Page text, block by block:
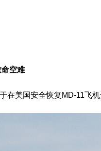
空难
在美国安全恢复MD-11飞